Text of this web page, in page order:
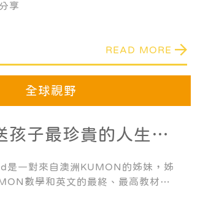
享
READ MORE
全球視野
孩子最珍貴的人生禮
是一對來自澳洲KUMON的姊妹，姊
數學和英文的最終、最高教材完